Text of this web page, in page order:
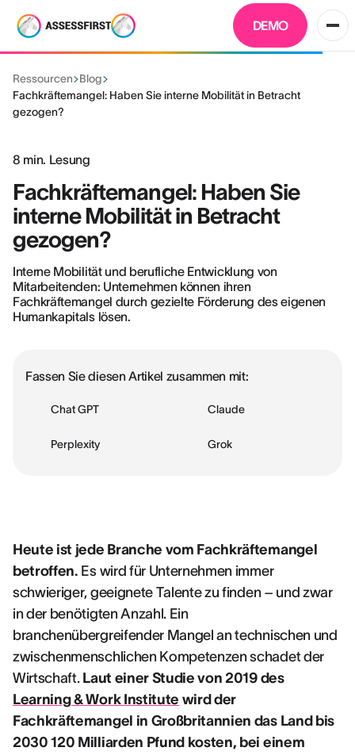
DEMO
Ressourcen
Blog
Fachkräftemangel: Haben Sie interne Mobilität in Betracht
gezogen?
8 min. Lesung
Fachkräftemangel: Haben Sie
interne Mobilität in Betracht
gezogen?
Interne Mobilität und berufliche Entwicklung von
Mitarbeitenden: Unternehmen können ihren
Fachkräftemangel durch gezielte Förderung des eigenen
Humankapitals lösen.
Fassen Sie diesen Artikel zusammen mit:
Chat GPT Claude
Perplexity Grok
Heute ist jede Branche vom Fachkräftemangel
betroffen. Es wird für Unternehmen immer
schwieriger, geeignete Talente zu finden – und zwar
in der benötigten Anzahl. Ein
branchenübergreifender Mangel an technischen und
zwischenmenschlichen Kompetenzen schadet der
Wirtschaft. Laut einer Studie von 2019 des
Learning & Work Institute wird der
Fachkräftemangel in Großbritannien das Land bis
2030 120 Milliarden Pfund kosten, bei einem